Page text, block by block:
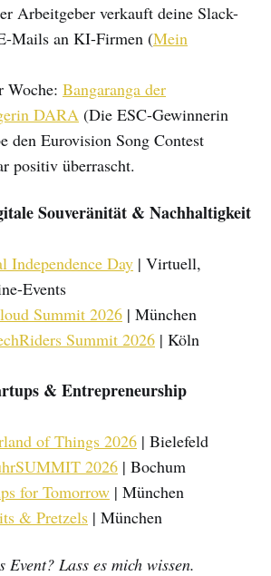
Arbeitgeber verkauft deine Slack-
Mails an KI-Firmen (Mein
Woche: Bangaranga der
DARA (Die ESC-Gewinnerin
den Eurovision Song Contest
positiv überrascht.
Souveränität & Nachhaltigkeit
Independence Day | Virtuell,
Events
Summit 2026 | München
Summit 2026 | Köln
& Entrepreneurship
of Things 2026 | Bielefeld
2026 | Bochum
for Tomorrow | München
& Pretzels | München
Event? Lass es mich wissen.